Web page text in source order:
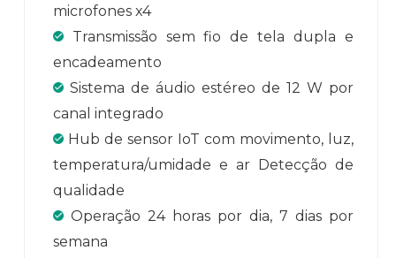
microfones x4
Transmissão sem fio de tela dupla e
encadeamento
Sistema de áudio estéreo de 12 W por
canal integrado
Hub de sensor IoT com movimento, luz,
temperatura/umidade e ar Detecção de
qualidade
Operação 24 horas por dia, 7 dias por
semana